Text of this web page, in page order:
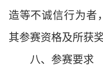
造等不诚信行为者
其参赛资格及所获奖
八、参赛要求